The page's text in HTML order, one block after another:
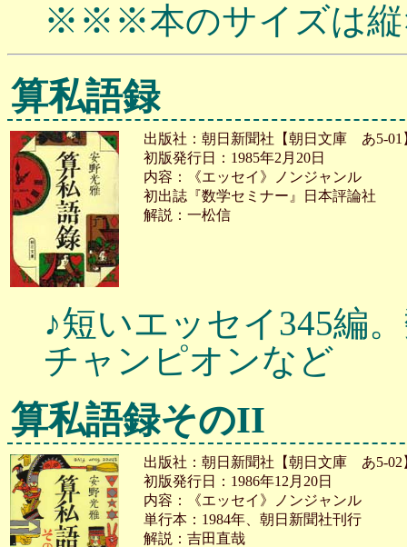
※※※本のサイズは縦
算私語録
出版社：朝日新聞社【朝日文庫 あ5-01
初版発行日：1985年2月20日
内容：《エッセイ》ノンジャンル
初出誌『数学セミナー』日本評論社
解説：一松信
♪短いエッセイ345編
チャンピオンなど
算私語録そのII
出版社：朝日新聞社【朝日文庫 あ5-02
初版発行日：1986年12月20日
内容：《エッセイ》ノンジャンル
単行本：1984年、朝日新聞社刊行
解説：吉田直哉